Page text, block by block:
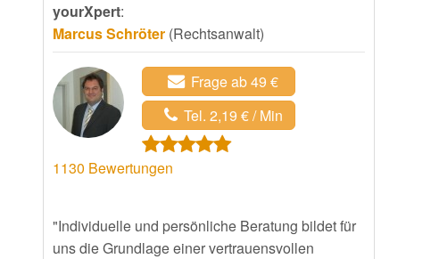
yourXpert:
Marcus Schröter (Rechtsanwalt)
Frage ab 49 €
Tel. 2,19 € / Min
1130 Bewertungen
"Individuelle und persönliche Beratung bildet für
uns die Grundlage einer vertrauensvollen